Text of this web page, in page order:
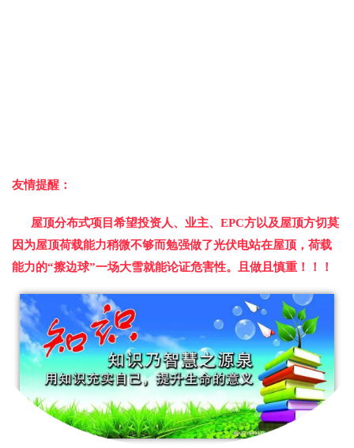
友情提醒：
屋顶分布式项目希望投资人、业主、EPC方以及屋顶方切莫
因为屋顶荷载能力稍微不够而勉强做了光伏电站在屋顶，荷载
能力的“擦边球”一场大雪就能论证危害性。且做且慎重！！！